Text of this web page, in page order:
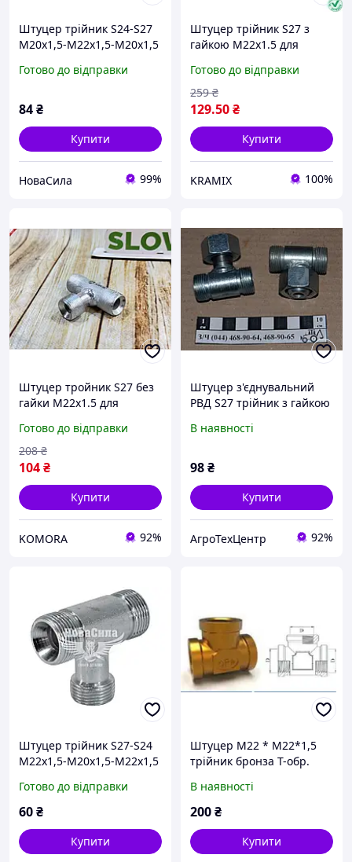
Штуцер трійник S24-S27
М20х1,5-М22х1,5-М20х1,5
Готово до відправки
84₴
Купити
НоваСила 99%
Штуцер трійник S27 з
гайкою М22х1.5 для
техніки та вантажних
автомобілів
Готово до відправки
129.50₴
259 ₴
Купити
KRAMIX 100%
Штуцер тройник S27 без
гайки М22х1.5 для
трубопроводів систем
водопостачання
Готово до відправки
104₴
208 ₴
Купити
KOMORA 92%
Штуцер з'єднувальний
РВД S27 трійник з гайкою
В наявності
98₴
Купити
АгроТехЦентр 92%
Штуцер трійник S27-S24
М22х1,5-М20х1,5-М22х1,5
Готово до відправки
60₴
Купити
Штуцер M22 * М22*1,5
трійник бронза Т-обр.
В наявності
200₴
Купити